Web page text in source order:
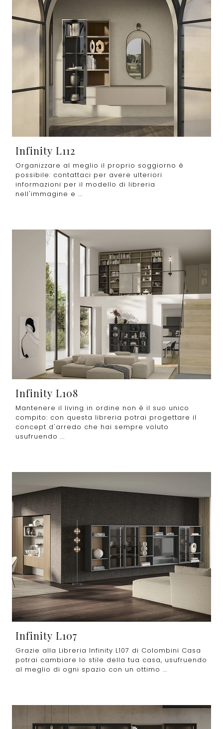
Infinity L112
Organizzare al meglio il proprio soggiorno è
possibile: contattaci per avere ulteriori
informazioni per il modello di libreria
nell'immagine e ...
Infinity L108
Mantenere il living in ordine non è il suo unico
compito: con questa libreria potrai progettare il
concept d'arredo che hai sempre voluto
usufruendo ...
Infinity L107
Grazie alla Libreria Infinity L107 di Colombini Casa
potrai cambiare lo stile della tua casa, usufruendo
al meglio di ogni spazio con un ottimo ...